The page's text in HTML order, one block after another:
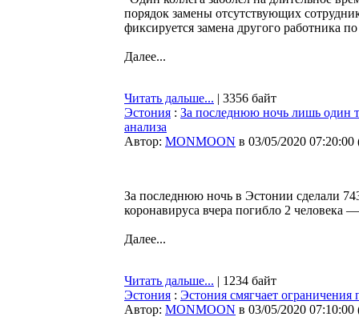
порядок замены отсутствующих
фиксируется замена другого работника
Далее...
Читать дальше... | 3356 байт
Эстония : За последнюю ночь лишь один
анализа
Автор: MONMOON в 03/05/2020 07:20:00
За последнюю ночь в Эстонии сделали
коронавируса вчера погибло 2
Далее...
Читать дальше... | 1234 байт
Эстония : Эстония смягчает
Автор: MONMOON в 03/05/2020 07:10:00